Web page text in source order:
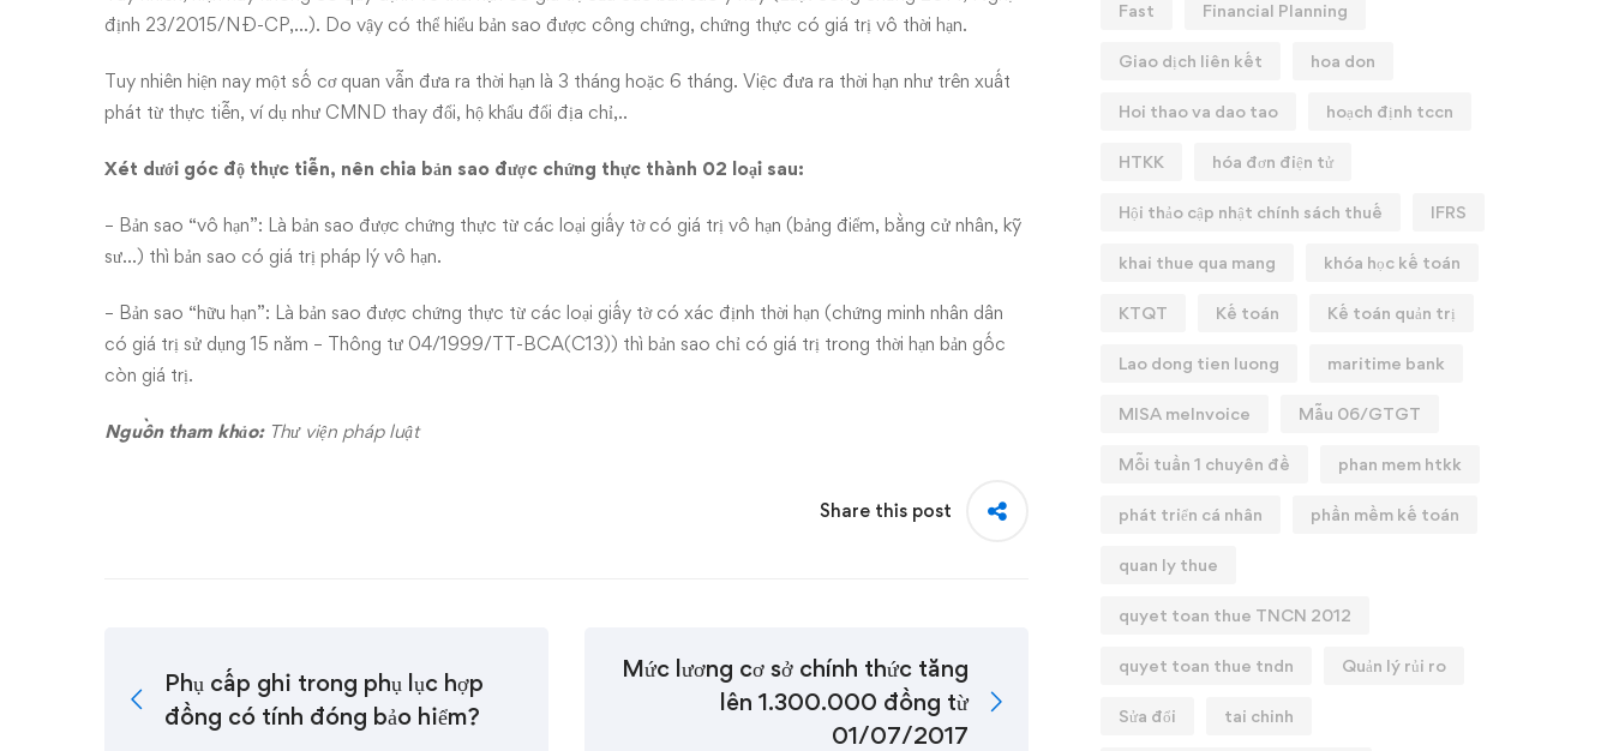
định 23/2015/NĐ-CP,…). Do vậy có thể hiểu bản sao được công chứng, chứng thực có giá trị vô thời hạn.
Tuy nhiên hiện nay một số cơ quan vẫn đưa ra thời hạn là 3 tháng hoặc 6 tháng. Việc đưa ra thời hạn như trên xuất
phát từ thực tiễn, ví dụ như CMND thay đổi, hộ khẩu đổi địa chỉ,..
Xét dưới góc độ thực tiễn, nên chia bản sao được chứng thực thành 02 loại sau:
– Bản sao “vô hạn”: Là bản sao được chứng thực từ các loại giấy tờ có giá trị vô hạn (bảng điểm, bằng cử nhân, kỹ
sư…) thì bản sao có giá trị pháp lý vô hạn.
– Bản sao “hữu hạn”: Là bản sao được chứng thực từ các loại giấy tờ có xác định thời hạn (chứng minh nhân dân
có giá trị sử dụng 15 năm – Thông tư 04/1999/TT-BCA(C13)) thì bản sao chỉ có giá trị trong thời hạn bản gốc
còn giá trị.
Nguồn tham khảo:Thư viện pháp luật
Share this post
Phụ cấp ghi trong phụ lục hợp
đồng có tính đóng bảo hiểm?
Mức lương cơ sở chính thức tăng
lên 1.300.000 đồng từ
01/07/2017
Fast Financial Planning
Giao dịch liên kết hoa don
Hoi thao va dao tao hoạch định tccn
HTKK hóa đơn điện tử
Hội thảo cập nhật chính sách thuế IFRS
khai thue qua mang khóa học kế toán
KTQT Kế toán Kế toán quản trị
Lao dong tien luong maritime bank
MISA meInvoice Mẫu 06/GTGT
Mỗi tuần 1 chuyên đề phan mem htkk
phát triển cá nhân phần mềm kế toán
quan ly thue
quyet toan thue TNCN 2012
quyet toan thue tndn Quản lý rủi ro
Sửa đổi tai chinh